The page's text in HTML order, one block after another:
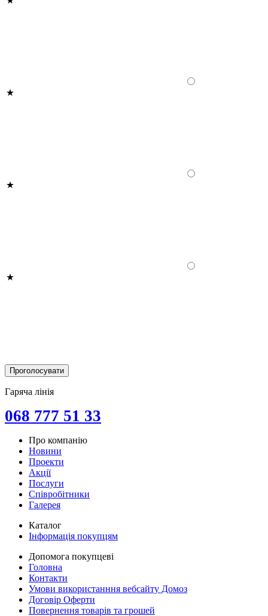
Гаряча лінія
068 777 51 33
Про компанію
Новини
Проекти
Акції
Послуги
Співробітники
Галерея
Каталог
Інформація покупцям
Допомога покупцеві
Головна
Контакти
Умови використанння вебсайту Домоз
Договір Оферти
Повернення товарів та грошей